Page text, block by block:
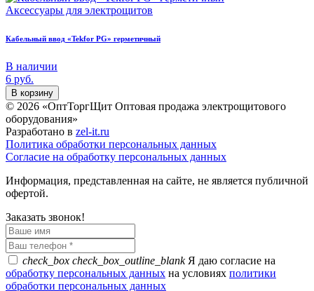
Аксессуары для электрощитов
Кабельный ввод «Tekfor PG» герметичный
В наличии
6 руб.
В корзину
© 2026 «ОптТоргЩит Оптовая продажа электрощитового
оборудования»
Разработано в zel-it.ru
Политика обработки персональных данных
Согласие на обработку персональных данных
Информация, представленная на сайте, не является публичной
офертой.
Заказать звонок!
check_box check_box_outline_blankЯ даю согласие на
обработку персональных данных на условиях политики
обработки персональных данных